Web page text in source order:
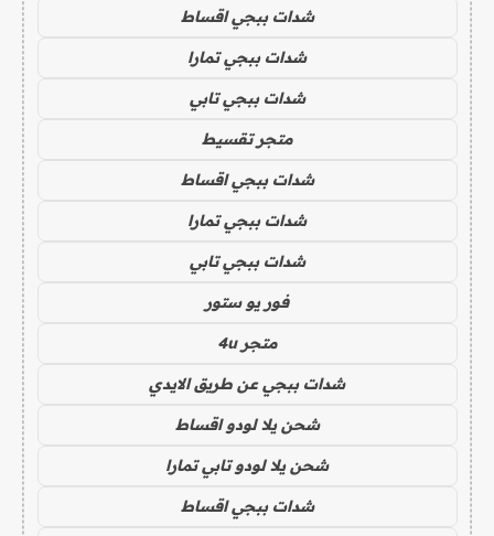
شدات ببجي اقساط
شدات ببجي تمارا
شدات ببجي تابي
متجر تقسيط
شدات ببجي اقساط
شدات ببجي تمارا
شدات ببجي تابي
فور يو ستور
متجر 4u
شدات ببجي عن طريق الايدي
شحن يلا لودو اقساط
شحن يلا لودو تابي تمارا
شدات ببجي اقساط